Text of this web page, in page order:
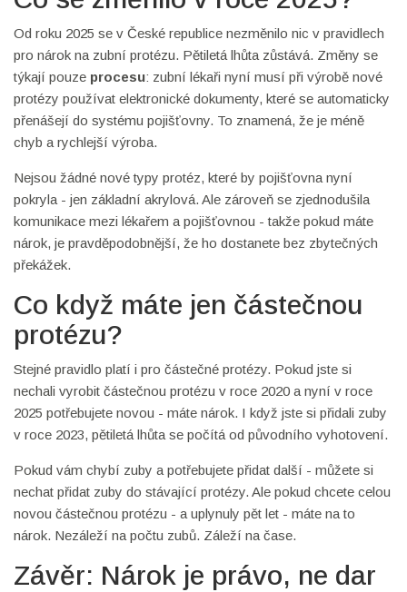
Od roku 2025 se v České republice nezměnilo nic v pravidlech
pro nárok na zubní protézu. Pětiletá lhůta zůstává. Změny se
týkají pouze procesu: zubní lékaři nyní musí při výrobě nové
protézy používat elektronické dokumenty, které se automaticky
přenášejí do systému pojišťovny. To znamená, že je méně
chyb a rychlejší výroba.
Nejsou žádné nové typy protéz, které by pojišťovna nyní
pokryla - jen základní akrylová. Ale zároveň se zjednodušila
komunikace mezi lékařem a pojišťovnou - takže pokud máte
nárok, je pravděpodobnější, že ho dostanete bez zbytečných
překážek.
Co když máte jen částečnou
protézu?
Stejné pravidlo platí i pro částečné protézy. Pokud jste si
nechali vyrobit částečnou protézu v roce 2020 a nyní v roce
2025 potřebujete novou - máte nárok. I když jste si přidali zuby
v roce 2023, pětiletá lhůta se počítá od původního vyhotovení.
Pokud vám chybí zuby a potřebujete přidat další - můžete si
nechat přidat zuby do stávající protézy. Ale pokud chcete celou
novou částečnou protézu - a uplynuly pět let - máte na to
nárok. Nezáleží na počtu zubů. Záleží na čase.
Závěr: Nárok je právo, ne dar